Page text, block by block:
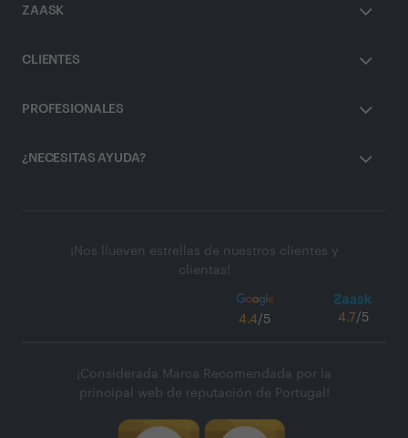
ZAASK
CLIENTES
PROFESIONALES
¿NECESITAS AYUDA?
¡Nos llueven estrellas de nuestros clientes y
clientas!
4.4/5 4.7/5
¡Considerada Marca Recomendada por la
principal web de reputación de Portugal!